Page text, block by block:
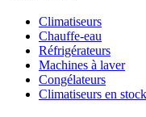
Climatiseurs
Chauffe-eau
Réfrigérateurs
Machines à laver
Congélateurs
Climatiseurs en